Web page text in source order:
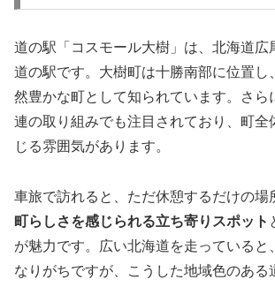
道の駅「コスモール大樹」は、北海道広
道の駅です。大樹町は十勝南部に位置し
然豊かな町として知られています。さら
連の取り組みでも注目されており、町全
じる雰囲気があります。
車旅で訪れると、ただ休憩するだけの場
町らしさを感じられる立ち寄りスポット
が魅力です。広い北海道を走っていると
なりがちですが、こうした地域色のある